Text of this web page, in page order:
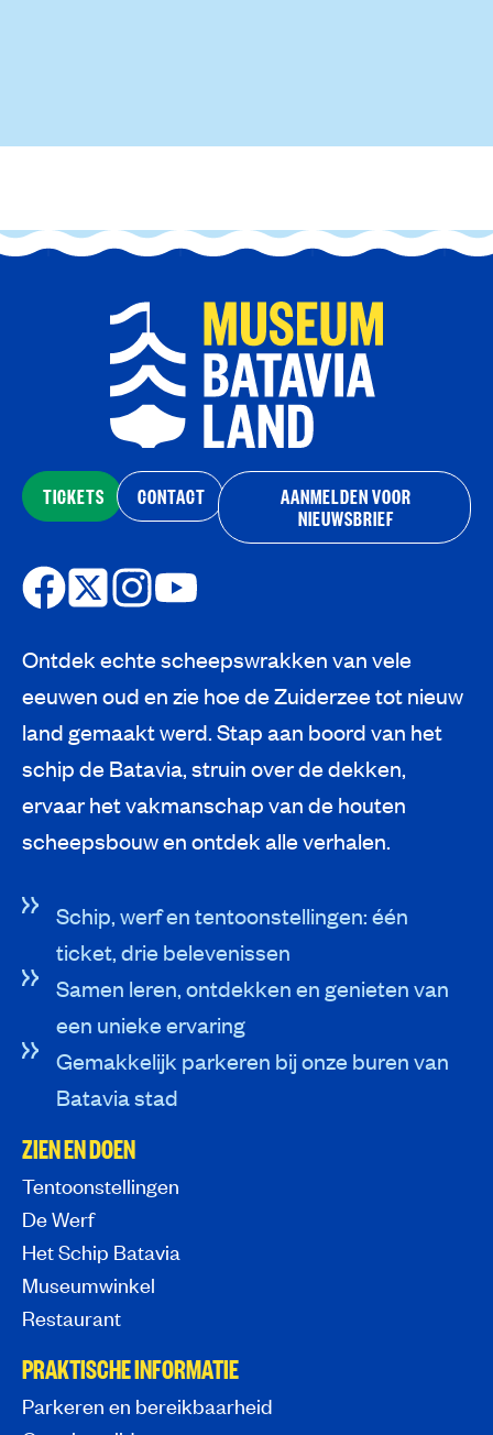
TICKETS CONTACT
AANMELDEN VOOR
NIEUWSBRIEF
Ontdek echte scheepswrakken van vele
eeuwen oud en zie hoe de Zuiderzee tot nieuw
land gemaakt werd. Stap aan boord van het
schip de Batavia, struin over de dekken,
ervaar het vakmanschap van de houten
scheepsbouw en ontdek alle verhalen.
Schip, werf en tentoonstellingen: één
ticket, drie belevenissen
Samen leren, ontdekken en genieten van
een unieke ervaring
Gemakkelijk parkeren bij onze buren van
Batavia stad
ZIEN EN DOEN
Tentoonstellingen
De Werf
Het Schip Batavia
Museumwinkel
Restaurant
PRAKTISCHE INFORMATIE
Parkeren en bereikbaarheid